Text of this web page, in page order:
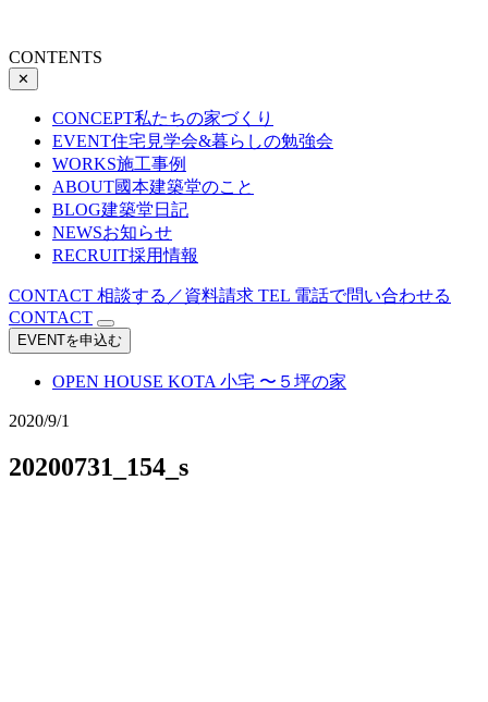
CONTENTS
✕
CONCEPT私たちの家づくり
EVENT住宅見学会&暮らしの勉強会
WORKS施工事例
ABOUT國本建築堂のこと
BLOG建築堂日記
NEWSお知らせ
RECRUIT採用情報
CONTACT 相談する／資料請求 TEL 電話で問い合わせる
CONTACT
EVENTを申込む
OPEN HOUSE KOTA 小宅 〜５坪の家
2020/9/1
20200731_154_s